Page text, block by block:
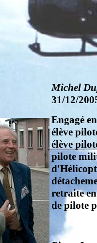
Michel
31/12/
Engagé
élève
élève
pilote
retraite
de pilote